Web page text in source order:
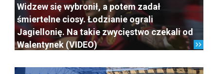
Widzew się wybronił, a potem zadał
śmiertelne ciosy. Łodzianie ograli
Jagiellonię. Na takie zwycięstwo czekali od
Walentynek (VIDEO)